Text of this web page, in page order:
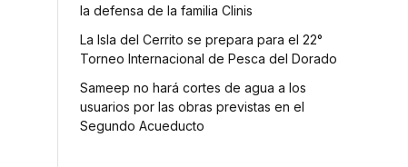
la defensa de la familia Clinis
La Isla del Cerrito se prepara para el 22°
Torneo Internacional de Pesca del Dorado
Sameep no hará cortes de agua a los
usuarios por las obras previstas en el
Segundo Acueducto